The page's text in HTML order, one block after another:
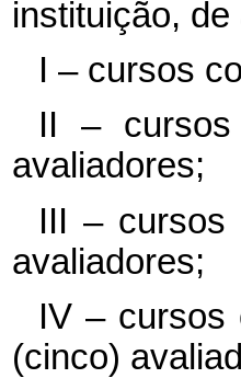
instituição,
I – cursos
II –
avaliadores;
III – cursos
avaliadores;
IV – cursos
(cinco)